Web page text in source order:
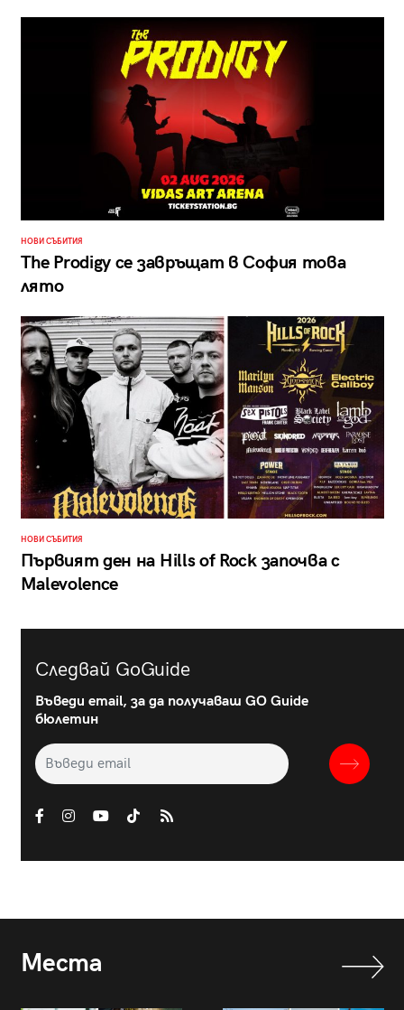
НОВИ СЪБИТИЯ
The Prodigy се завръщат в София това
лято
НОВИ СЪБИТИЯ
Първият ден на Hills of Rock започва с
Malevolence
Следвай GoGuide
Въведи email, за да получаваш GO Guide
бюлетин
Места